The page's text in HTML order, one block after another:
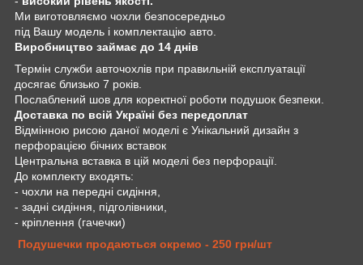
Ми виготовляємо чохли безпосередньо
під Вашу модель і комплектацію авто.
Виробництво займає до 14 днів
Термін служби авточохлів при правильній експлуатації
досягає близько 7 років.
Послаблений шов для коректної роботи подушок безпеки.
Доставка по всій Україні без передоплат
Відмінною рисою даної моделі є Унікальний дизайн з
перфорацією бічних вставок
Центральна вставка в цій моделі без перфорації.
До комплекту входять:
- чохли на передні сидіння,
- задні сидіння, підголівники,
- кріплення (гачечки)
Подушечки продаються окремо - 250 грн/шт